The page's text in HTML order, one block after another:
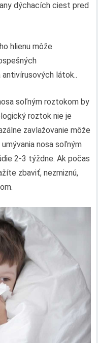
dýchacích ciest pred
hlienu môže
látok..
soľným roztokom by
roztok nie je
zavlažovanie môže
nosa soľným
2-3 týždne. Ak počas
zbaviť, nezmiznú,